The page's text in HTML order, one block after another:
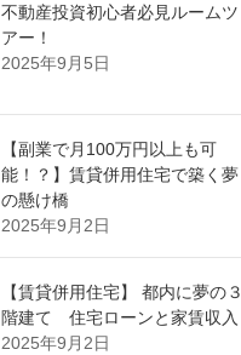
不動産投資初心者必見ルームツ
アー！
2025年9月5日
【副業で月100万円以上も可
能！？】賃貸併用住宅で築く夢
の懸け橋
2025年9月2日
【賃貸併用住宅】 都内に夢の３
階建て 住宅ローンと家賃収入
2025年9月2日